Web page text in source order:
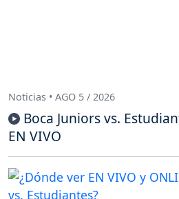
Noticias • AGO 5 / 2026
Boca Juniors vs.
EN VIVO